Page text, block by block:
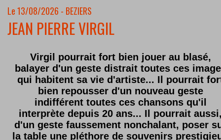
Le 13/08/2026 - BEZIERS
JEAN PIERRE VIRGIL
Virgil pourrait fort bien jouer au blasé,
balayer d'un geste distrait toutes ces
qui habitent sa vie d'artiste... Il pourrait
bien repousser d'un nouveau geste
indifférent toutes ces chansons qu'il
interprète depuis 20 ans... Il pourrait
d'un geste faussement nonchalant, poser
la table une pléthore de souvenirs